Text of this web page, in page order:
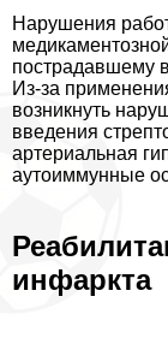
Нарушения
пострадавшему
Из-за
возникнуть
введения
артериальная
аутоиммунные
инфаркта